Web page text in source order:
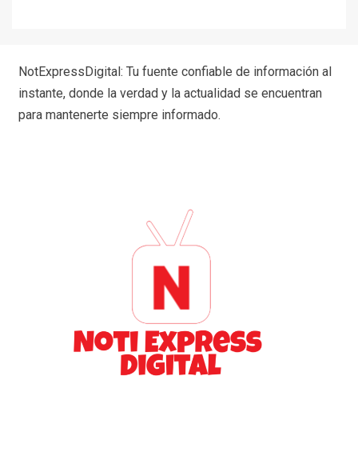
NotExpressDigital: Tu fuente confiable de información al
instante, donde la verdad y la actualidad se encuentran
para mantenerte siempre informado.